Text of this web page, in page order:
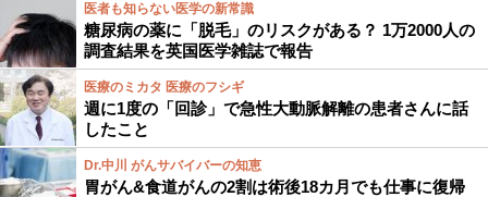
医者も知らない医学の新常識
糖尿病の薬に「脱毛」のリスクがある？ 1万2000人の
調査結果を英国医学雑誌で報告
医療のミカタ 医療のフシギ
週に1度の「回診」で急性大動脈解離の患者さんに話
したこと
Dr.中川 がんサバイバーの知恵
胃がん&食道がんの2割は術後18カ月でも仕事に復帰